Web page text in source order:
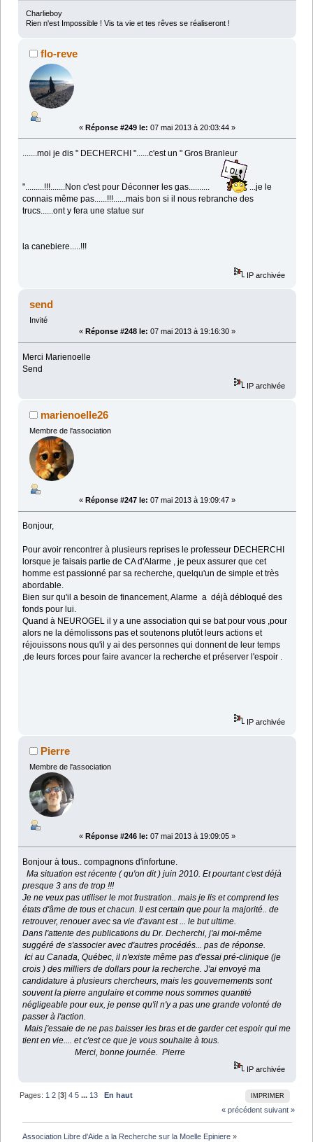
Charlieboy
Rien n'est Impossible ! Vis ta vie et tes rêves se réaliseront !
flo-reve
« Réponse #249 le: 07 mai 2013 à 20:03:44 »
.......moi je dis " DECHERCHI "......c'est un " Gros Branleur
".........!!!.......Non c'est pour Déconner les gas..........
...je le
connais même pas......!!!......mais bon si il nous rebranche des
trucs......ont y fera une statue sur
la canebiere.....!!!
IP archivée
send
Invité
« Réponse #248 le: 07 mai 2013 à 19:16:30 »
Merci Marienoelle
Send
IP archivée
marienoelle26
Membre de l'association
« Réponse #247 le: 07 mai 2013 à 19:09:47 »
Bonjour,
Pour avoir rencontrer à plusieurs reprises le professeur DECHERCHI
lorsque je faisais partie de CA d'Alarme , je peux assurer que cet
homme est passionné par sa recherche, quelqu'un de simple et très
abordable.
Bien sur qu'il a besoin de financement, Alarme a déjà débloqué des
fonds pour lui.
Quand à NEUROGEL il y a une association qui se bat pour vous ,pour
alors ne la démolissons pas et soutenons plutôt leurs actions et
réjouissons nous qu'il y ai des personnes qui donnent de leur temps
,de leurs forces pour faire avancer la recherche et préserver l'espoir .
IP archivée
Pierre
Membre de l'association
« Réponse #246 le: 07 mai 2013 à 19:09:05 »
Bonjour à tous.. compagnons d'infortune.
Ma situation est récente ( qu'on dit ) juin 2010. Et pourtant c'est déjà
presque 3 ans de trop !!!
Je ne veux pas utiliser le mot frustration.. mais je lis et comprend les
états d'âme de tous et chacun. Il est certain que pour la majorité.. de
retrouver, renouer avec sa vie d'avant est ... le but ultime.
Dans l'attente des publications du Dr. Decherchi, j'ai moi-même
suggéré de s'associer avec d'autres procédés... pas de réponse.
Ici au Canada, Québec, il n'existe même pas d'essai pré-clinique (je
crois ) des milliers de dollars pour la recherche. J'ai envoyé ma
candidature à plusieurs chercheurs, mais les gouvernements sont
souvent la pierre angulaire et comme nous sommes quantité
négligeable pour eux, je pense qu'il n'y a pas une grande volonté de
passer à l'action.
Mais j'essaie de ne pas baisser les bras et de garder cet espoir qui me
tient en vie.... et c'est ce que je vous souhaite à tous.
Merci, bonne journée. Pierre
IP archivée
IMPRIMER
Pages: 1 2 [3]4 5 ... 13
En haut
« précédent suivant »
Association Libre d'Aide a la Recherche sur la Moelle Epiniere »